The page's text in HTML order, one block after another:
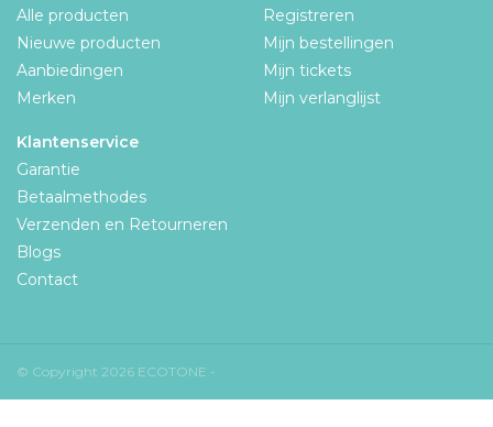
Alle producten
Nieuwe producten
Aanbiedingen
Merken
Registreren
Mijn bestellingen
Mijn tickets
Mijn verlanglijst
Klantenservice
Garantie
Betaalmethodes
Verzenden en Retourneren
Blogs
Contact
© Copyright 2026 ECOTONE -